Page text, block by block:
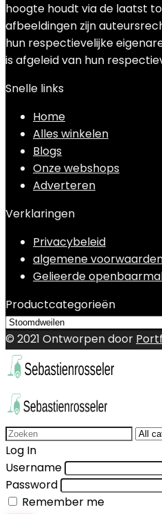
hoogte houdt via de laatst
afbeeldingen zijn
hun respectievelijke
is afgeleid van hun
Snelle links
Home
Alles winkelen
Blogs
Onze webshops
Adverteren
Verklaringen
Privacybeleid
algemene
Gelieerde
Productcategorieën
© 2021 Ontworpen door
Search
for:
Log In
Username
Password
Remember me